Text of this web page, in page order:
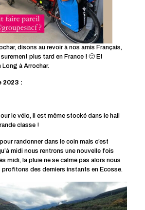
disons au revoir à nos amis Français,
plus tard en France ! 🙂 Et
à Arrochar.
2023 :
le vélo, il est même stocké dans le hall
classe !
randonner dans le coin mais c’est
midi nous rentrons une nouvelle fois
midi, la pluie ne se calme pas alors nous
des derniers instants en Ecosse.